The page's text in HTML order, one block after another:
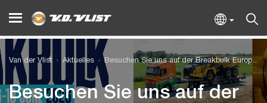
Van der Vlist Aktuelles Besuchen Sie uns auf der Breakbulk Europe 2026
Besuchen Sie uns auf der